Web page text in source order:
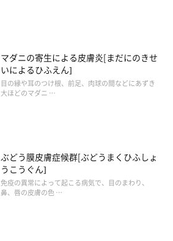
マダニの寄生による皮膚炎[まだにのきせ
いによるひふえん]
目の縁や耳のつけ根、前足、肉球の間などにあずき
大ほどのマダニ …
ぶどう膜皮膚症候群[ぶどうまくひふしょ
うこうぐん]
免疫の異常によって起こる病気で、目のまわり、
鼻、唇の皮膚の色 …